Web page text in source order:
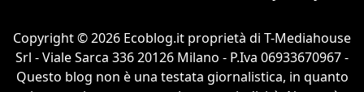
Copyright © 2026 Ecoblog.it proprietà di T-Mediahouse
Srl - Viale Sarca 336 20126 Milano - P.Iva 06933670967 -
Questo blog non è una testata giornalistica, in quanto